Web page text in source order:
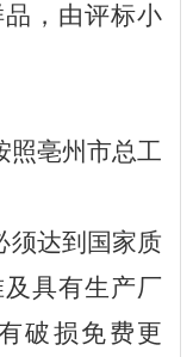
，由评标小
照亳州市总工
须达到国家质
具有生产厂
破损免费更